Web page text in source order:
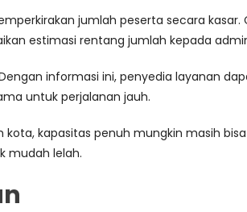
jumlah peserta secara
estimasi rentang jumlah kepada
informasi ini, penyedia layanan
untuk perjalanan jauh.
kapasitas penuh mungkin masih
mudah lelah.